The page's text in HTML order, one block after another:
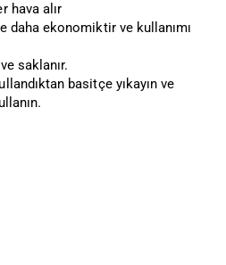
hava alır
daha ekonomiktir ve kullanımı
saklanır.
basitçe yıkayın ve